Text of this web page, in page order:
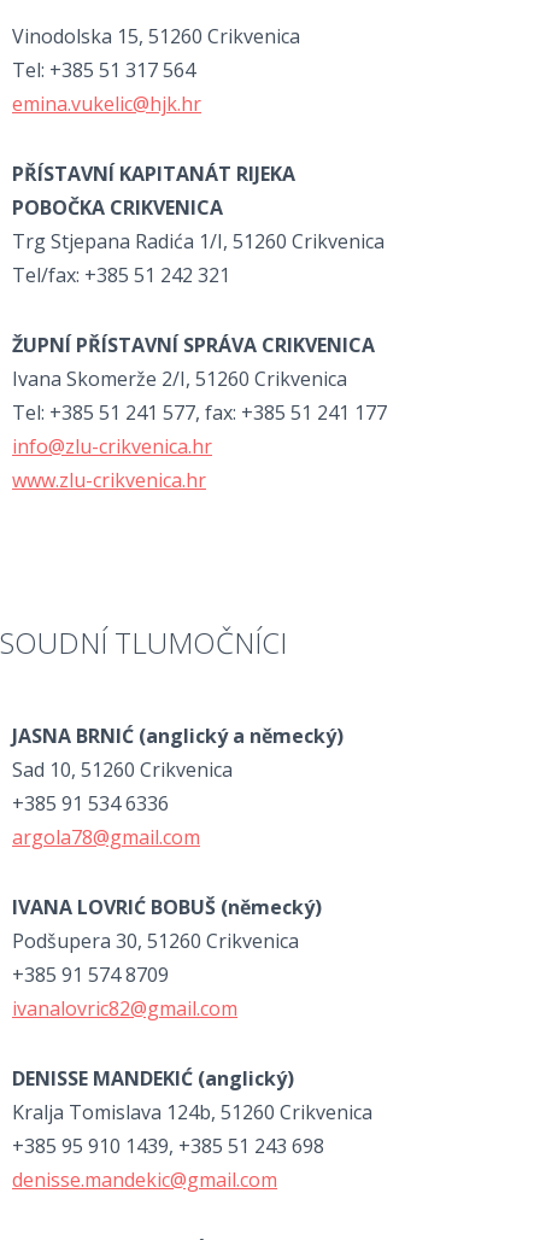
Vinodolska 15, 51260 Crikvenica
Tel: +385 51 317 564
emina.vukelic@hjk.hr
PŘÍSTAVNÍ KAPITANÁT RIJEKA
POBOČKA CRIKVENICA
Trg Stjepana Radića 1/I, 51260 Crikvenica
Tel/fax: +385 51 242 321
ŽUPNÍ PŘÍSTAVNÍ SPRÁVA CRIKVENICA
Ivana Skomerže 2/I, 51260 Crikvenica
Tel: +385 51 241 577, fax: +385 51 241 177
info@zlu-crikvenica.hr
www.zlu-crikvenica.hr
SOUDNÍ TLUMOČNÍCI
JASNA BRNIĆ (anglický a německý)
Sad 10, 51260 Crikvenica
+385 91 534 6336
argola78@gmail.com
IVANA LOVRIĆ BOBUŠ (německý)
Podšupera 30, 51260 Crikvenica
+385 91 574 8709
ivanalovric82@gmail.com
DENISSE MANDEKIĆ (anglický)
Kralja Tomislava 124b, 51260 Crikvenica
+385 95 910 1439, +385 51 243 698
denisse.mandekic@gmail.com